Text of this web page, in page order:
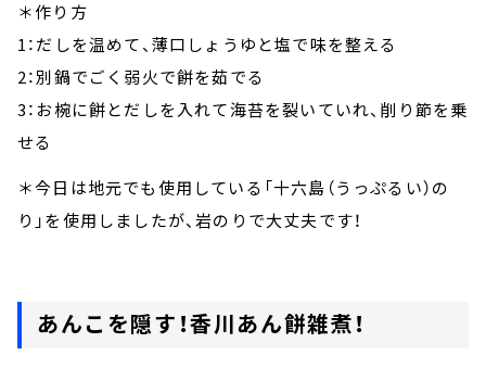
＊作り方
1：だしを温めて、薄口しょうゆと塩で味を整える
2：別鍋でごく弱火で餅を茹でる
3：お椀に餅とだしを入れて海苔を裂いていれ、削り節を乗
せる
＊今日は地元でも使用している「十六島（うっぷるい）の
り」を使用しましたが、岩のりで大丈夫です！
あんこを隠す！香川あん餅雑煮！